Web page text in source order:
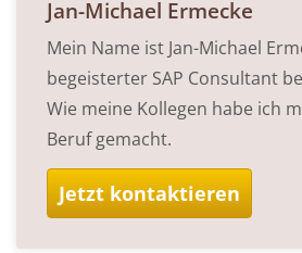
Jan-Michael Ermecke
Mein Name ist Jan-Michael
begeisterter SAP Consultant
Wie meine Kollegen habe ich
Beruf gemacht.
Jetzt kontaktieren